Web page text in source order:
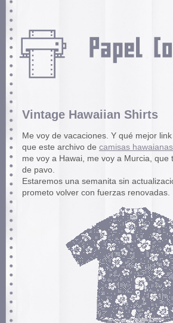
Vintage Hawaiian Shirts
Me voy de vacaciones. Y qué mejor
que este archivo de camisas
me voy a Hawai, me voy a Murcia, que
de pavo.
Estaremos una semanita sin
prometo volver con fuerzas renovadas.